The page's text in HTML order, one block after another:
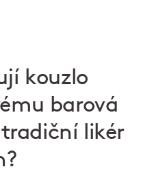
kouzlo
barová
likér